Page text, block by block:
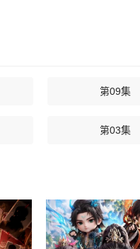
第09集
第03集